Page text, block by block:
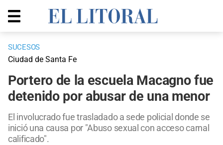
SUCESOS
Ciudad de Santa Fe
Portero de la escuela Macagno fue
detenido por abusar de una menor
El involucrado fue trasladado a sede policial donde se
inició una causa por "Abuso sexual con acceso carnal
calificado".